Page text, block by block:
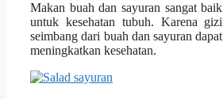
Makan buah dan sayuran sangat baik
untuk kesehatan tubuh. Karena gizi
seimbang dari buah dan sayuran dapat
meningkatkan kesehatan.